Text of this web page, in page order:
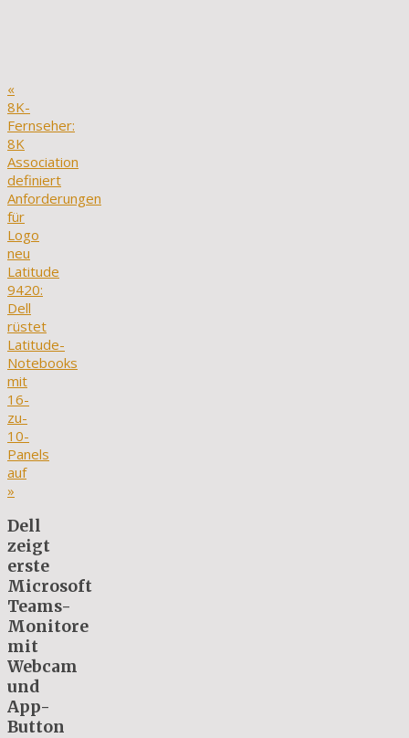
«
8K-
Fernseher:
8K
Association
definiert
Anforderungen
für
Logo
neu
Latitude
9420:
Dell
rüstet
Latitude-
Notebooks
mit
16-
zu-
10-
Panels
auf
»
Dell
zeigt
erste
Microsoft
Teams-
Monitore
mit
Webcam
und
App-
Button